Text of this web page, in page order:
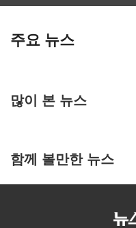
주요 뉴스
많이 본 뉴스
함께 볼만한 뉴스